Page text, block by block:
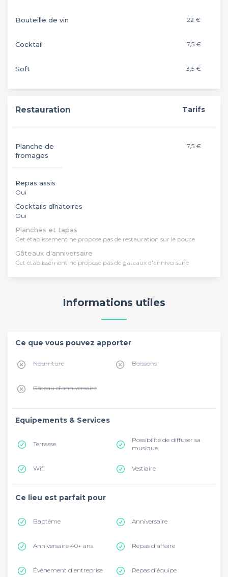
Bouteille de vin 22 €
Cocktail 7,5 €
Soft 3,5 €
Restauration Tarifs
Planche de
fromages
7,5 €
Repas assis
Oui
Cocktails dînatoires
Oui
Planches et tapas
Cet établissement ne propose pas de restauration sur le pouce
Gâteaux d'anniversaire
Cet établissement ne propose pas de gâteaux d'anniversaire
Informations utiles
Ce que vous pouvez apporter
Nourriture Boissons
Gâteau d'anniversaire
Equipements & Services
Terrasse
Possibilité de diffuser sa
musique
Wifi Vestiaire
Ce lieu est parfait pour
Baptême Anniversaire
Anniversaire 40+ ans Repas d'affaire
Évènement d'entreprise Repas d'équipe